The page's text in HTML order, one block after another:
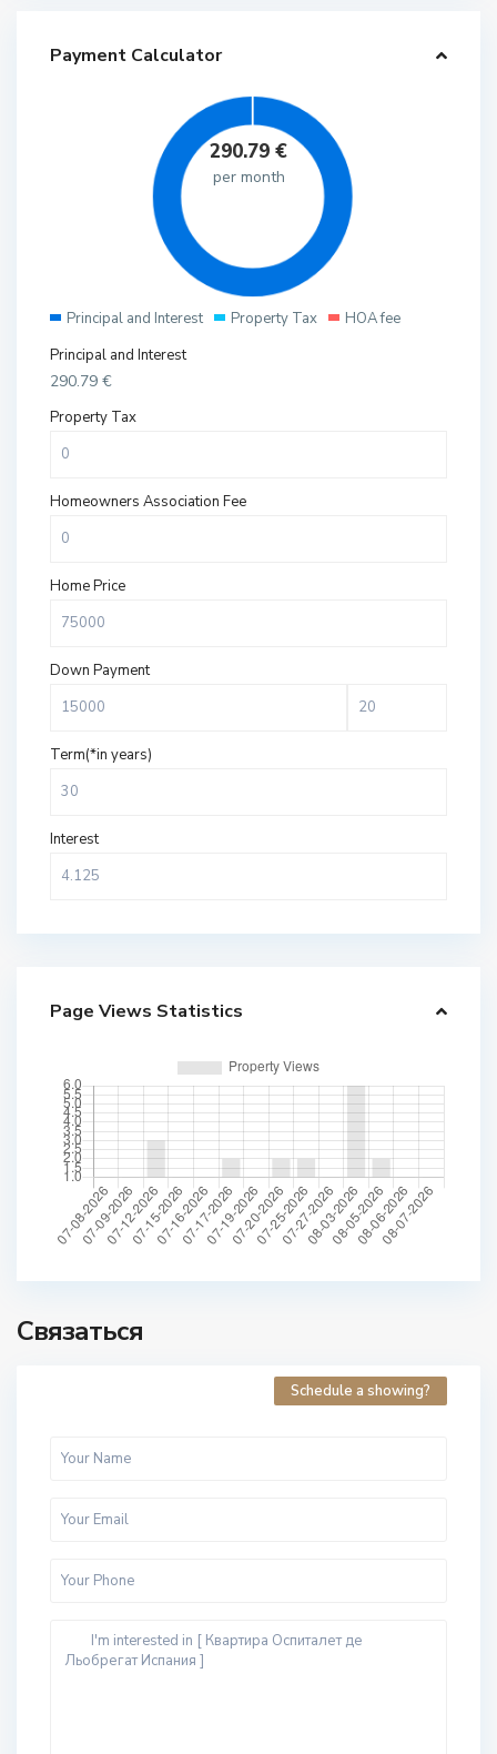
Payment Calculator
290.79 €
per month
Principal and Interest Property Tax
HOA fee
Principal and Interest
290.79 €
Property Tax
Homeowners Association Fee
Home Price
Down Payment
Term(*in years)
Interest
Page Views Statistics
Связаться
Schedule a showing?